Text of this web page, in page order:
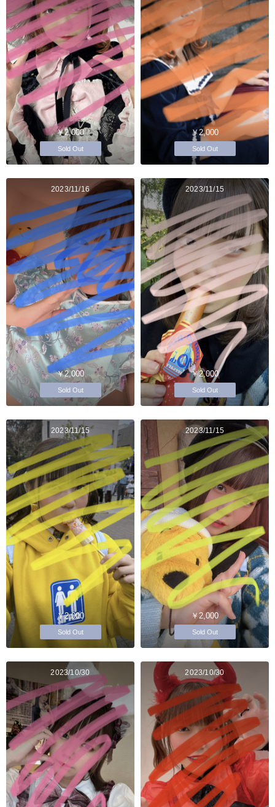
￥2,000
Sold Out
￥2,000
Sold Out
2023/11/16
￥2,000
Sold Out
2023/11/15
￥2,000
Sold Out
2023/11/15
￥2,000
Sold Out
2023/11/15
￥2,000
Sold Out
2023/10/30 2023/10/30